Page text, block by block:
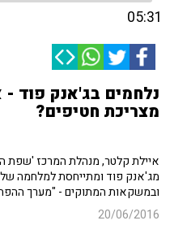
05:31
נלחמים בג'אנק פוד -
מצריכת חטיפים?
איילת קלטר, מנהלת המרכז 'שפת
מג'אנק פוד ומתייחסת למלחמה
ובמשקאות המתוקים - "מערך
20/06/2016